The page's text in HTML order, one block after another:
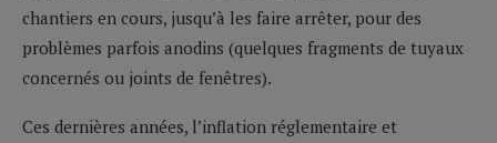
chantiers en cours, jusqu’à les faire arrêter, pour des
problèmes parfois anodins (quelques fragments de tuyaux
concernés ou joints de fenêtres).
Ces dernières années, l’inflation réglementaire et